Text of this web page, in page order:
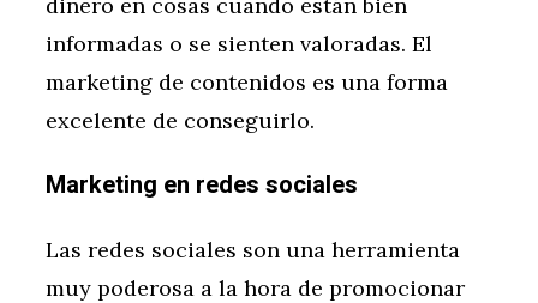
informadas o se sienten valoradas. El
marketing de contenidos es una forma
excelente de conseguirlo.
Marketing en redes sociales
Las redes sociales son una herramienta
muy poderosa a la hora de promocionar